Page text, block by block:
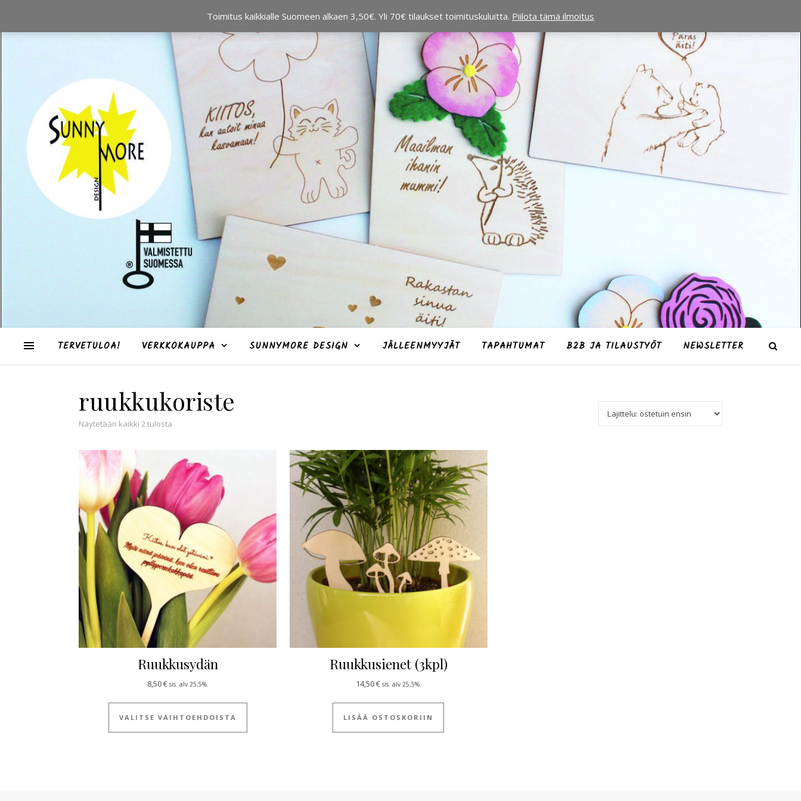
TERVETULOA! VERKKOKAUPPA SUNNYMORE DESIGN JÄLLEENMYYJÄT TAPAHTUMAT B2B JA TILAUSTYÖT NEWSLETTER
ruukkukoriste
Näytetään kaikki 2 tulosta
Ruukkusydän
8,50€ sis. alv 25,5%.
VALITSE VAIHTOEHDOISTA
Tällä tuotteella on useampi muunnelma. Voit tehdä valinnat tuotteen sivulla.
Ruukkusienet (3kpl)
14,50€ sis. alv 25,5%.
LISÄÄ OSTOSKORIIN
Toimitus kaikkialle Suomeen alkaen 3,50€. Yli 70€ tilaukset toimituskuluitta. Piilota tämä ilmoitus